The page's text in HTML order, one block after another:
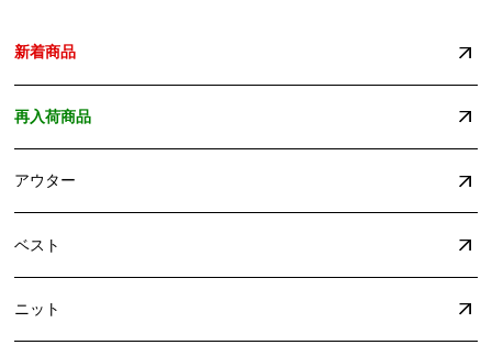
新着商品
再入荷商品
アウター
ベスト
ニット